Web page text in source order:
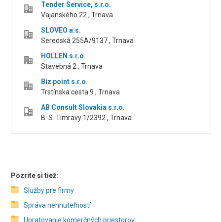
Tender Service, s.r.o.
Vajanského 22 , Trnava
SLOVEO a.s.
Seredská 255A/9137 , Trnava
HOLLEN s.r.o.
Stavebná 2 , Trnava
Biz point s.r.o.
Trstínska cesta 9 , Trnava
AB Consult Slovakia s.r.o.
B. S. Timravy 1/2392 , Trnava
Pozrite si tiež:
Služby pre firmy
Správa nehnuteľností
Upratovanie komerčných priestorov